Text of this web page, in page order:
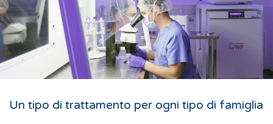
Un tipo di trattamento per ogni tipo di famiglia